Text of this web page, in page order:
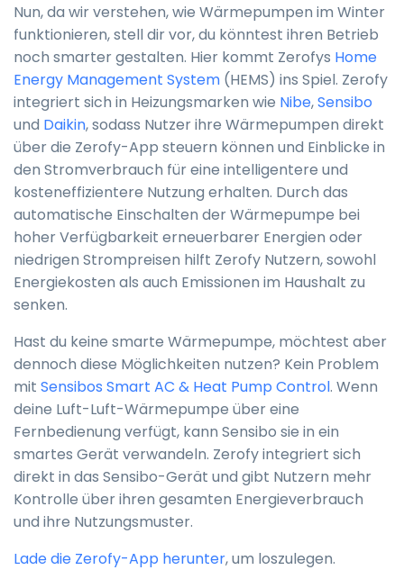
Nun, da wir verstehen, wie Wärmepumpen im Winter
funktionieren, stell dir vor, du könntest ihren Betrieb
noch smarter gestalten. Hier kommt Zerofys Home
Energy Management System (HEMS) ins Spiel. Zerofy
integriert sich in Heizungsmarken wie Nibe,Sensibo
und Daikin, sodass Nutzer ihre Wärmepumpen direkt
über die Zerofy-App steuern können und Einblicke in
den Stromverbrauch für eine intelligentere und
kosteneffizientere Nutzung erhalten. Durch das
automatische Einschalten der Wärmepumpe bei
hoher Verfügbarkeit erneuerbarer Energien oder
niedrigen Strompreisen hilft Zerofy Nutzern, sowohl
Energiekosten als auch Emissionen im Haushalt zu
senken.
Hast du keine smarte Wärmepumpe, möchtest aber
dennoch diese Möglichkeiten nutzen? Kein Problem
mit Sensibos Smart AC & Heat Pump Control. Wenn
deine Luft-Luft-Wärmepumpe über eine
Fernbedienung verfügt, kann Sensibo sie in ein
smartes Gerät verwandeln. Zerofy integriert sich
direkt in das Sensibo-Gerät und gibt Nutzern mehr
Kontrolle über ihren gesamten Energieverbrauch
und ihre Nutzungsmuster.
Lade die Zerofy-App herunter, um loszulegen.